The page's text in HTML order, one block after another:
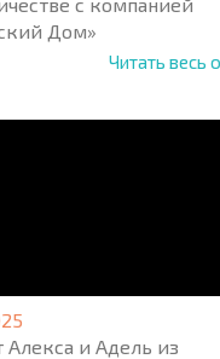
Дом»
Читать весь
Алекса и Адель из